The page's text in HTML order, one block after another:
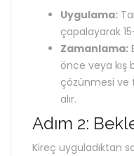
Uygulama:
çapalayarak
Zamanlama:
önce veya kış
çözünmesi ve
alır.
Adım 2:
Kireç uyguladıktan